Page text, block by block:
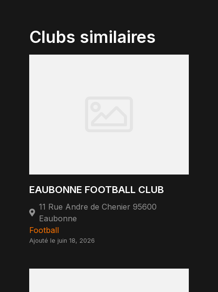
Clubs similaires
EAUBONNE FOOTBALL CLUB
11 Rue Andre de Chenier 95600
Eaubonne
Football
Ajouté le juin 18, 2026